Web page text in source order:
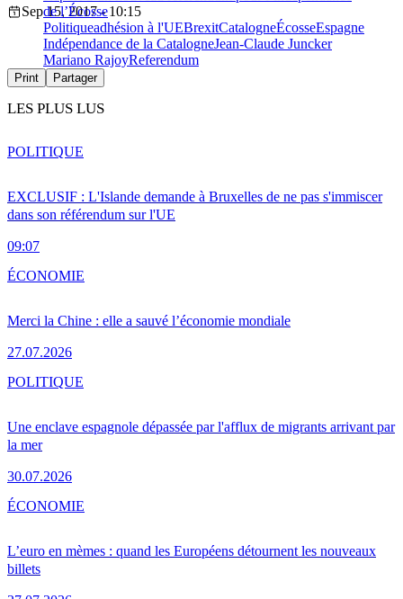
de l’Écosse
Sep 15, 2017 - 10:15
Politiqueadhésion à l'UEBrexitCatalogneÉcosseEspagne
Indépendance de la CatalogneJean-Claude Juncker
Mariano RajoyReferendum
Print Partager
LES PLUS LUS
EXCLUSIF : L'Islande demande à Bruxelles de ne pas s'immiscer
dans son référendum sur l'UE
09:07
POLITIQUE
Merci la Chine : elle a sauvé l’économie mondiale
27.07.2026
ÉCONOMIE
Une enclave espagnole dépassée par l'afflux de migrants arrivant par
la mer
30.07.2026
POLITIQUE
L’euro en mèmes : quand les Européens détournent les nouveaux
billets
ÉCONOMIE